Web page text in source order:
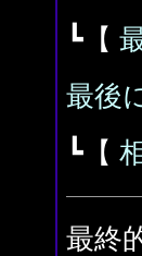
┗【
最後
┗【
最終